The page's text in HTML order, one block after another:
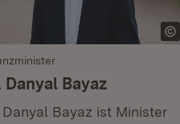
Danyal Bayaz
Danyal Bayaz ist Minister